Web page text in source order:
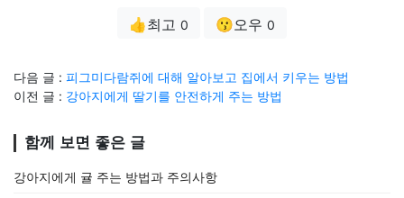
👍최고 0 😗오우 0
다음 글 : 피그미다람쥐에 대해 알아보고 집에서 키우는 방법
이전 글 : 강아지에게 딸기를 안전하게 주는 방법
함께 보면 좋은 글
강아지에게 귤 주는 방법과 주의사항